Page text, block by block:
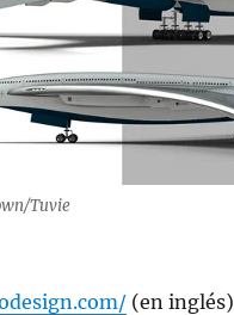
Tuvie
(en inglés)